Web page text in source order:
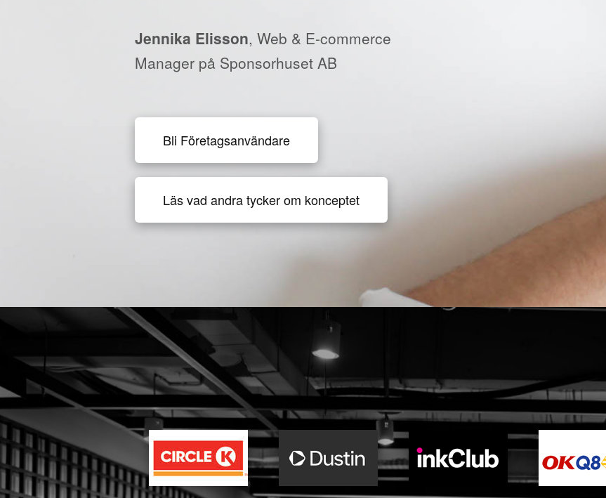
Jennika Elisson, Web & E-commerce
Manager på Sponsorhuset AB
Bli Företagsanvändare
Läs vad andra tycker om konceptet